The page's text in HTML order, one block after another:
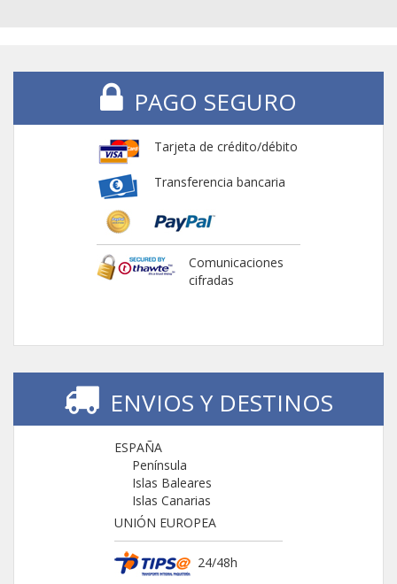
PAGO SEGURO
Tarjeta de crédito/débito
Transferencia bancaria
Comunicaciones
cifradas
ENVIOS Y DESTINOS
ESPAÑA
Península
Islas Baleares
Islas Canarias
UNIÓN EUROPEA
24/48h